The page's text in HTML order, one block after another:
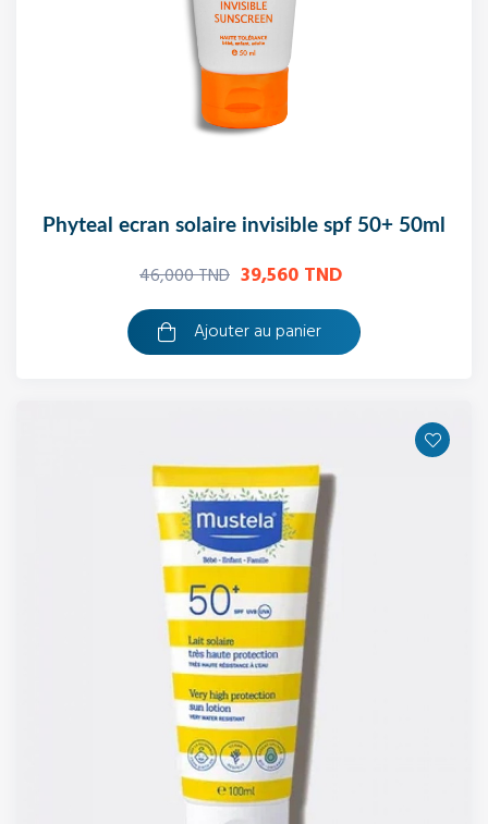
phyteal ecran solaire invisible spf 50+ 50ml
46,000 TND 39,560 TND
Ajouter au panier